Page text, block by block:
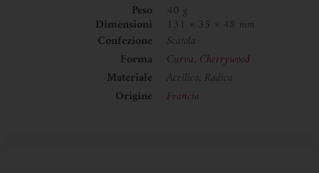
Peso 40 g
Dimensioni
131 × 35 × 48 mm
Confezione
Scatola
Forma
Curva, Cherrywood
Materiale
Acrilico, Radica
Origine
Francia